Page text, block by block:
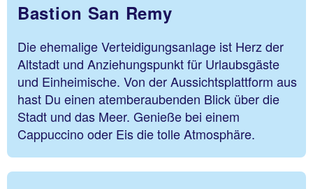
Bastion San Remy
Die ehemalige Verteidigungsanlage ist Herz der
Altstadt und Anziehungspunkt für Urlaubsgäste
und Einheimische. Von der Aussichtsplattform aus
hast Du einen atemberaubenden Blick über die
Stadt und das Meer. Genieße bei einem
Cappuccino oder Eis die tolle Atmosphäre.